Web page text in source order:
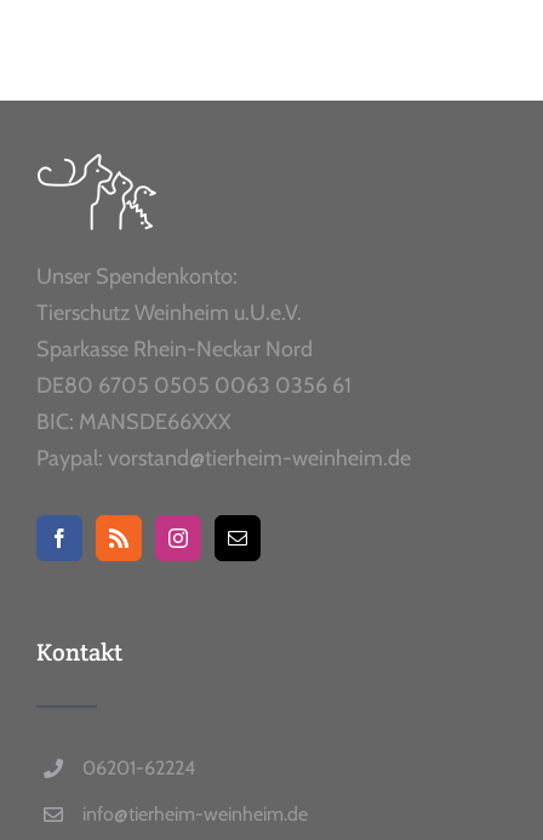
Unser Spendenkonto:
Tierschutz Weinheim u.U.e.V.
Sparkasse Rhein-Neckar Nord
DE80 6705 0505 0063 0356 61
BIC: MANSDE66XXX
Paypal: vorstand@tierheim-weinheim.de
Kontakt
06201-62224
info@tierheim-weinheim.de